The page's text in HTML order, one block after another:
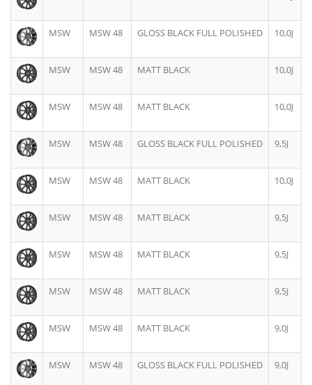
MSW MSW 48 GLOSS BLACK FULL POLISHED 10,0J
MSW MSW 48 MATT BLACK 10,0J
MSW MSW 48 MATT BLACK 10,0J
MSW MSW 48 GLOSS BLACK FULL POLISHED 9,5J
MSW MSW 48 MATT BLACK 10,0J
MSW MSW 48 MATT BLACK 9,5J
MSW MSW 48 MATT BLACK 9,5J
MSW MSW 48 MATT BLACK 9,5J
MSW MSW 48 MATT BLACK 9,0J
MSW MSW 48 GLOSS BLACK FULL POLISHED 9,0J